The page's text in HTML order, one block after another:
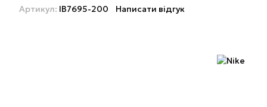
Артикул: IB7695-200 Написати відгук